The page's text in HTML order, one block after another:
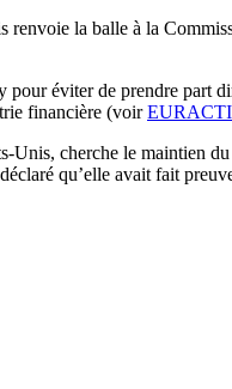
la balle à la
éviter de prendre part
financière (voir
Unis, cherche le maintien
qu’elle avait fait